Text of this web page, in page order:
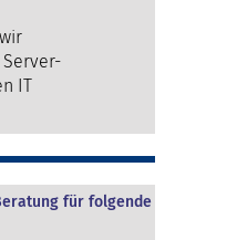
IT
für folgende